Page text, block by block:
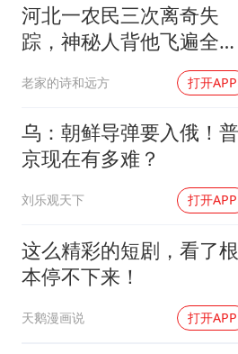
以军士兵
河北一农民三次离奇失
踪，神秘人背他飞遍全中
国，幕后真相是什么
老家的诗和远方 打开APP
乌：朝鲜导弹要入俄！普
京现在有多难？
刘乐观天下 打开APP
这么精彩的短剧，看了根
本停不下来！
天鹅漫画说 打开APP